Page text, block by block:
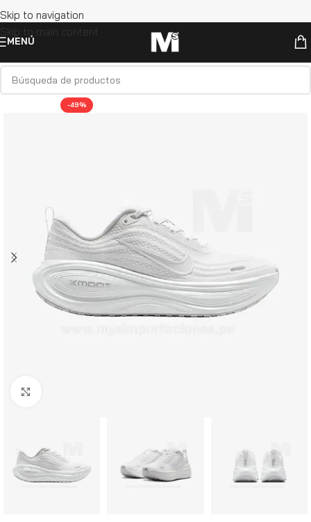
Skip to navigation
Skip to main content
MENÚ
-49%